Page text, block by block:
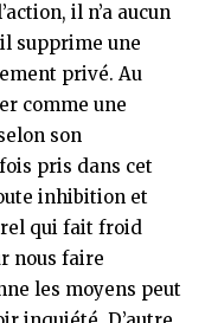
il n’a aucun
supprime une
privé. Au
comme une
son
pris dans cet
inhibition et
qui fait froid
nous faire
les moyens peut